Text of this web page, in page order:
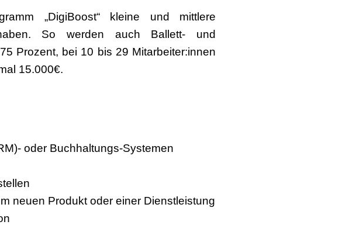
„DigiBoost“ kleine und mittlere
So werden auch Ballett- und
Prozent, bei 10 bis 29 Mitarbeiter:innen
15.000€.
oder Buchhaltungs-Systemen
neuen Produkt oder einer Dienstleistung